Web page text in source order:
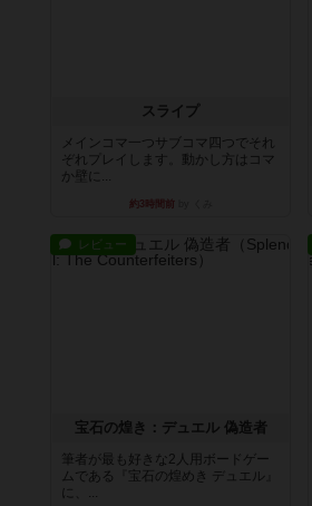
スライプ
メインコマ一つサブコマ四つでそれ
ぞれプレイします。動かし方はコマ
か壁に...
約3時間前
レビュー
宝石の煌き：デュエル 偽造者
筆者が最も好きな2人用ボードゲー
ムである『宝石の煌めき デュエル』
に、...